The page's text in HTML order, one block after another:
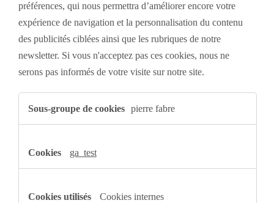
préférences, qui nous permettra d’améliorer encore votre
expérience de navigation et la personnalisation du contenu
des publicités ciblées ainsi que les rubriques de notre
newsletter. Si vous n'acceptez pas ces cookies, nous ne
serons pas informés de votre visite sur notre site.
Cookies
pierre fabre
ga_test
Cookies internes